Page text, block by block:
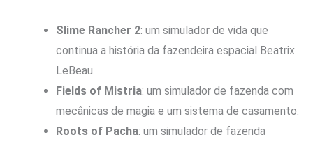
Slime Rancher 2: um simulador de vida que
continua a história da fazendeira espacial Beatrix
LeBeau.
Fields of Mistria: um simulador de fazenda com
mecânicas de magia e um sistema de casamento.
Roots of Pacha: um simulador de fazenda